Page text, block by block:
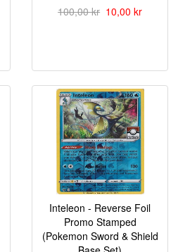
100,00 kr 10,00 kr
Inteleon - Reverse Foil
Promo Stamped
(Pokemon Sword & Shield